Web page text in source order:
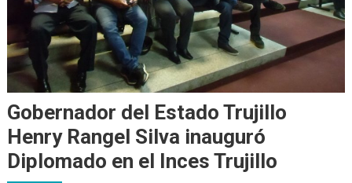
Gobernador del Estado Trujillo
Henry Rangel Silva inauguró
Diplomado en el Inces Trujillo